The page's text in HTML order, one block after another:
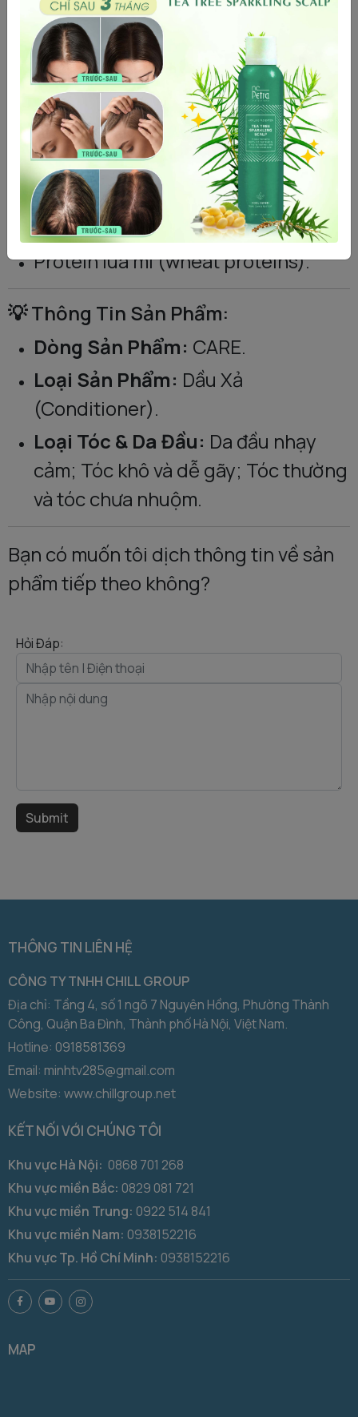
dầu gội.
Phân bổ dọc theo
toàn bộ chiều
dài.
Lưu lại trong 2-3 phút.
Xả sạch.
🔬 Thành Phần Hoạt Tính:
D-panthenol.
Protein lúa mì (wheat proteins).
💡 Thông Tin Sản Phẩm:
Dòng Sản Phẩm: CARE.
Loại Sản Phẩm: Dầu Xả
(Conditioner).
Loại Tóc & Da Đầu: Da đầu nhạy
cảm; Tóc khô và dễ gãy; Tóc thường
và tóc chưa nhuộm.
Bạn có muốn tôi dịch thông tin về sản
phẩm tiếp theo không?
Hỏi Đáp:
THÔNG TIN LIÊN HỆ
CÔNG TY TNHH CHILL GROUP
Địa chỉ: Tầng 4, số 1 ngõ 7 Nguyên Hồng, Phường Thành
Công, Quận Ba Đình, Thành phố Hà Nội, Việt Nam.
Hotline: 0918581369
Email: minhtv285@gmail.com
Website: www.chillgroup.net
KẾT NỐI VỚI CHÚNG TÔI
Khu vực Hà Nội: 0868 701 268
Khu vực miền Bắc: 0829 081 721
Khu vực miền Trung: 0922 514 841
Khu vực miền Nam: 0938152216
Khu vực Tp. Hồ Chí Minh: 0938152216
MAP